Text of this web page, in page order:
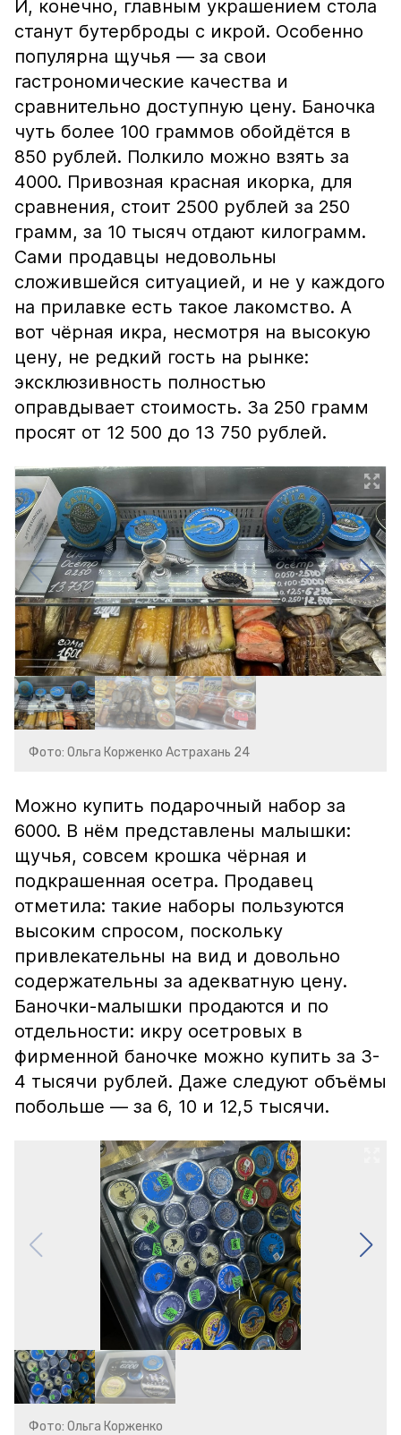
И, конечно, главным украшением стола
станут бутерброды с икрой. Особенно
популярна щучья — за свои
гастрономические качества и
сравнительно доступную цену. Баночка
чуть более 100 граммов обойдётся в
850 рублей. Полкило можно взять за
4000. Привозная красная икорка, для
сравнения, стоит 2500 рублей за 250
грамм, за 10 тысяч отдают килограмм.
Сами продавцы недовольны
сложившейся ситуацией, и не у каждого
на прилавке есть такое лакомство. А
вот чёрная икра, несмотря на высокую
цену, не редкий гость на рынке:
эксклюзивность полностью
оправдывает стоимость. За 250 грамм
просят от 12 500 до 13 750 рублей.
Фото: Ольга Корженко Астрахань 24
Можно купить подарочный набор за
6000. В нём представлены малышки:
щучья, совсем крошка чёрная и
подкрашенная осетра. Продавец
отметила: такие наборы пользуются
высоким спросом, поскольку
привлекательны на вид и довольно
содержательны за адекватную цену.
Баночки-малышки продаются и по
отдельности: икру осетровых в
фирменной баночке можно купить за 3-
4 тысячи рублей. Даже следуют объёмы
побольше — за 6, 10 и 12,5 тысячи.
Фото: Ольга Корженко